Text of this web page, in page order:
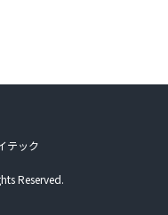
テック
Reserved.